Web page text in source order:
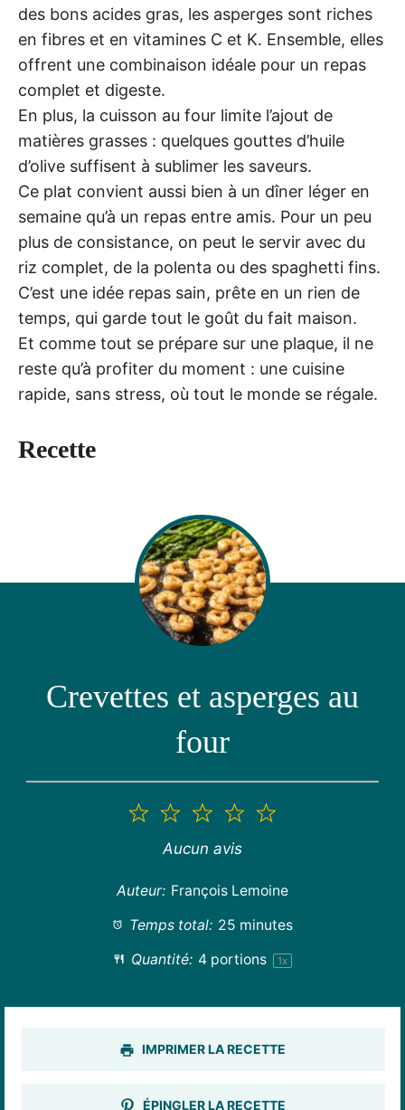
des bons acides gras, les asperges sont riches
en fibres et en vitamines C et K. Ensemble, elles
offrent une combinaison idéale pour un repas
complet et digeste.
En plus, la cuisson au four limite l’ajout de
matières grasses : quelques gouttes d’huile
d’olive suffisent à sublimer les saveurs.
Ce plat convient aussi bien à un dîner léger en
semaine qu’à un repas entre amis. Pour un peu
plus de consistance, on peut le servir avec du
riz complet, de la polenta ou des spaghetti fins.
C’est une idée repas sain, prête en un rien de
temps, qui garde tout le goût du fait maison.
Et comme tout se prépare sur une plaque, il ne
reste qu’à profiter du moment : une cuisine
rapide, sans stress, où tout le monde se régale.
Recette
Crevettes et asperges au
four
5
4
3
étoiles
2
étoiles
1
étoile
Aucun avis
Auteur: François Lemoine
Temps total: 25 minutes
Quantité: 4portions 1x
IMPRIMER LA RECETTE
ÉPINGLER LA RECETTE